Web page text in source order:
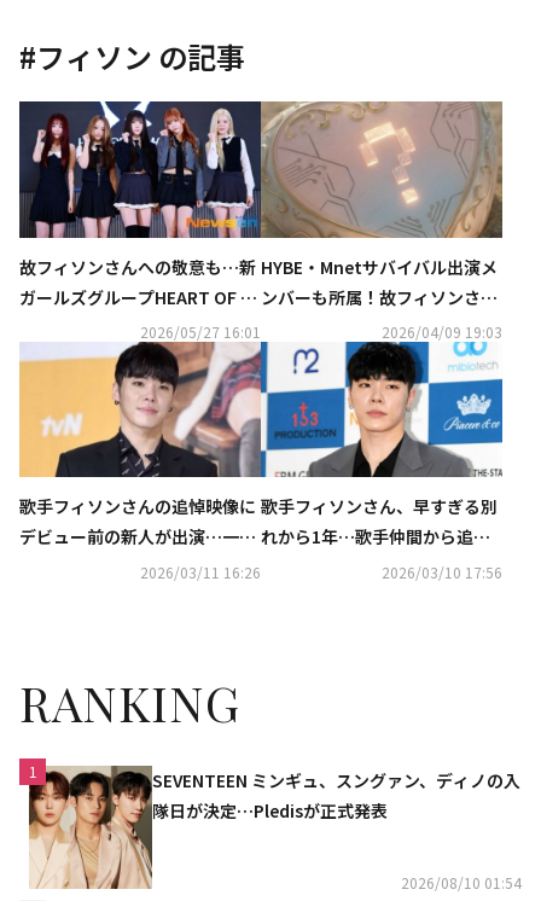
#フィソン の記事
故フィソンさんへの敬意も…新
ガールズグループHEART OF W
OMAN、デビューの心境明かす
2026/05/27 16:01
HYBE・Mnetサバイバル出演メ
ンバーも所属！故フィソンさん
らが手掛けた新ガールズグルー
プの予告映像が公開
2026/04/09 19:03
歌手フィソンさんの追悼映像に
デビュー前の新人が出演…一部
から批判の声も（動画あり）
2026/03/11 16:26
歌手フィソンさん、早すぎる別
れから1年…歌手仲間から追悼
2026/03/10 17:56
RANKING
1
SEVENTEEN ミンギュ、スングァン、ディノの入
隊日が決定…Pledisが正式発表
2026/08/10 01:54